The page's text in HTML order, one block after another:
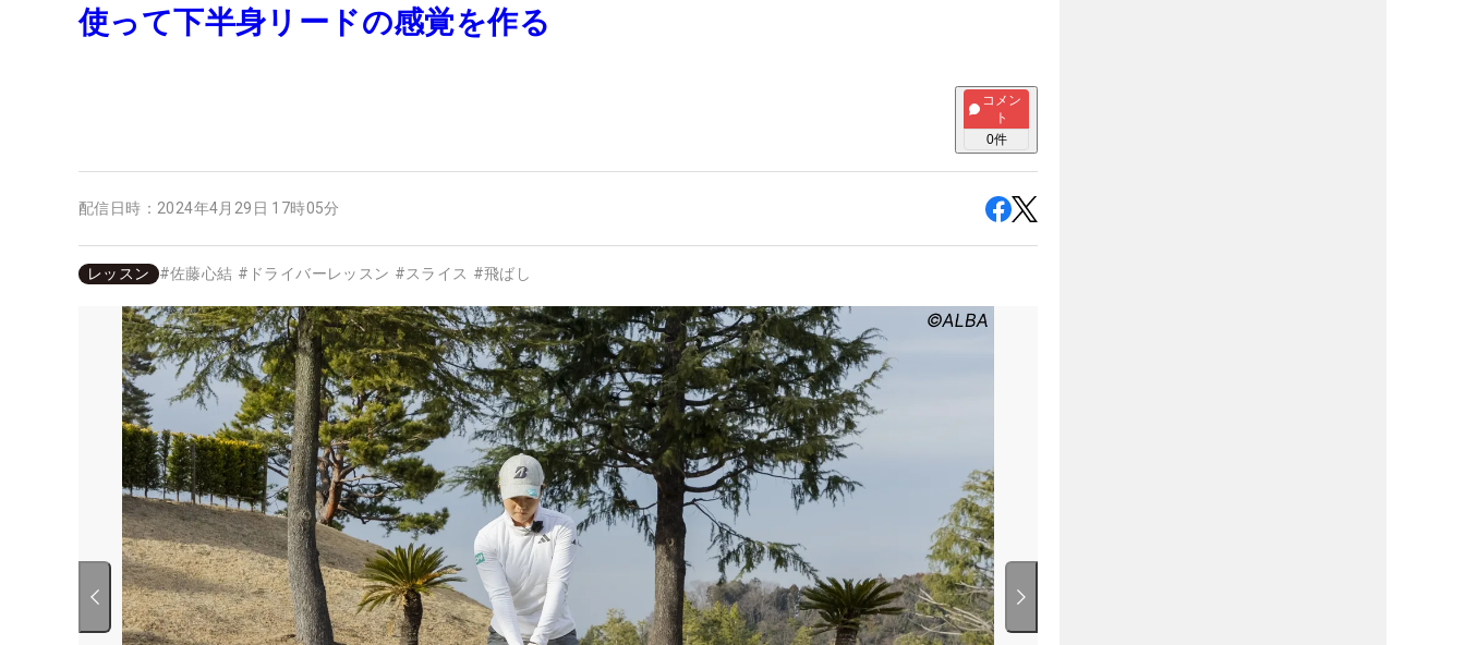
使って下半身リードの感覚を作る
コメン
ト
0件
配信日時： 2024年4月29日 17時05分
レッスン #佐藤心結 # ドライバーレッスン #スライス #飛ばし